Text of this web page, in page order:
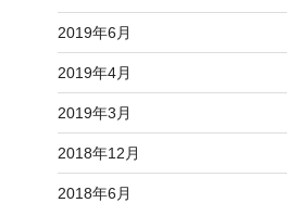
2019年6月
2019年4月
2019年3月
2018年12月
2018年6月